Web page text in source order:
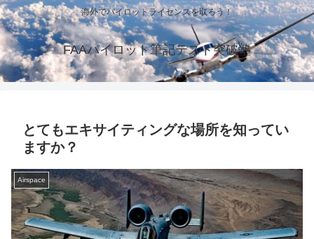
海外でパイロットライセンスを取ろう！
FAAパイロット筆記テスト突破塾
とてもエキサイティングな場所を知ってい
ますか？
Airspace